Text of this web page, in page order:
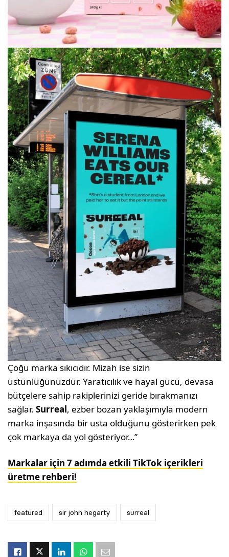
Çoğu marka sıkıcıdır. Mizah ise sizin
üstünlüğünüzdür. Yaratıcılık ve hayal gücü, devasa
bütçelere sahip rakiplerinizi geride bırakmanızı
sağlar.Surreal, ezber bozan yaklaşımıyla modern
marka inşasında bir usta olduğunu gösterirken pek
çok markaya da yol gösteriyor…”
Markalar için 7 adımda etkili TikTok içerikleri
üretme rehberi!
featured sir john hegarty surreal